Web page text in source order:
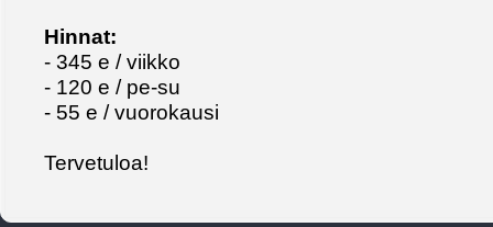
Hinnat:
- 345 e / viikko
- 120 e / pe-su
- 55 e / vuorokausi
Tervetuloa!